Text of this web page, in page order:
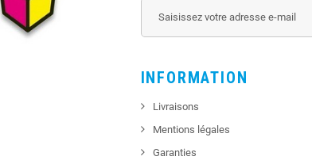
INFORMATION
Livraisons
Mentions légales
Garanties